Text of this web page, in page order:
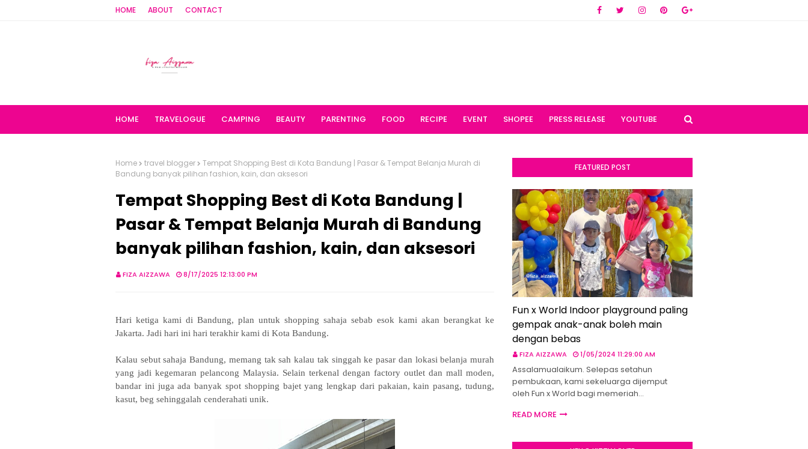
HOME ABOUT CONTACT
HOME TRAVELOGUE CAMPING BEAUTY PARENTING FOOD RECIPE EVENT SHOPEE PRESS RELEASE YOUTUBE
Home travel blogger
Tempat Shopping Best di Kota Bandung | Pasar & Tempat Belanja Murah di
Bandung banyak pilihan fashion, kain, dan aksesori
Tempat Shopping Best di Kota Bandung |
Pasar & Tempat Belanja Murah di Bandung
banyak pilihan fashion, kain, dan aksesori
FIZA AIZZAWA 8/17/2025 12:13:00 PM
Hari ketiga kami di Bandung, plan untuk shopping sahaja sebab esok kami akan berangkat ke
Jakarta. Jadi hari ini hari terakhir kami di Kota Bandung.
Kalau sebut sahaja Bandung, memang tak sah kalau tak singgah ke pasar dan lokasi belanja murah
yang jadi kegemaran pelancong Malaysia. Selain terkenal dengan factory outlet dan mall moden,
bandar ini juga ada banyak spot shopping bajet yang lengkap dari pakaian, kain pasang, tudung,
kasut, beg sehinggalah cenderahati unik.
FEATURED POST
Fun x World Indoor playground paling
gempak anak-anak boleh main
dengan bebas
FIZA AIZZAWA 1/05/2024 11:29:00 AM
Assalamualaikum. Selepas setahun
pembukaan, kami sekeluarga dijemput
oleh Fun x World bagi memeriah…
READ MORE